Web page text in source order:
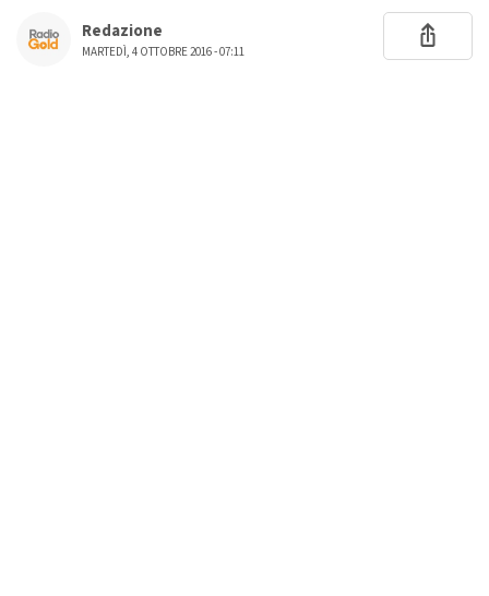
Redazione
MARTEDÌ, 4 OTTOBRE 2016 - 07:11